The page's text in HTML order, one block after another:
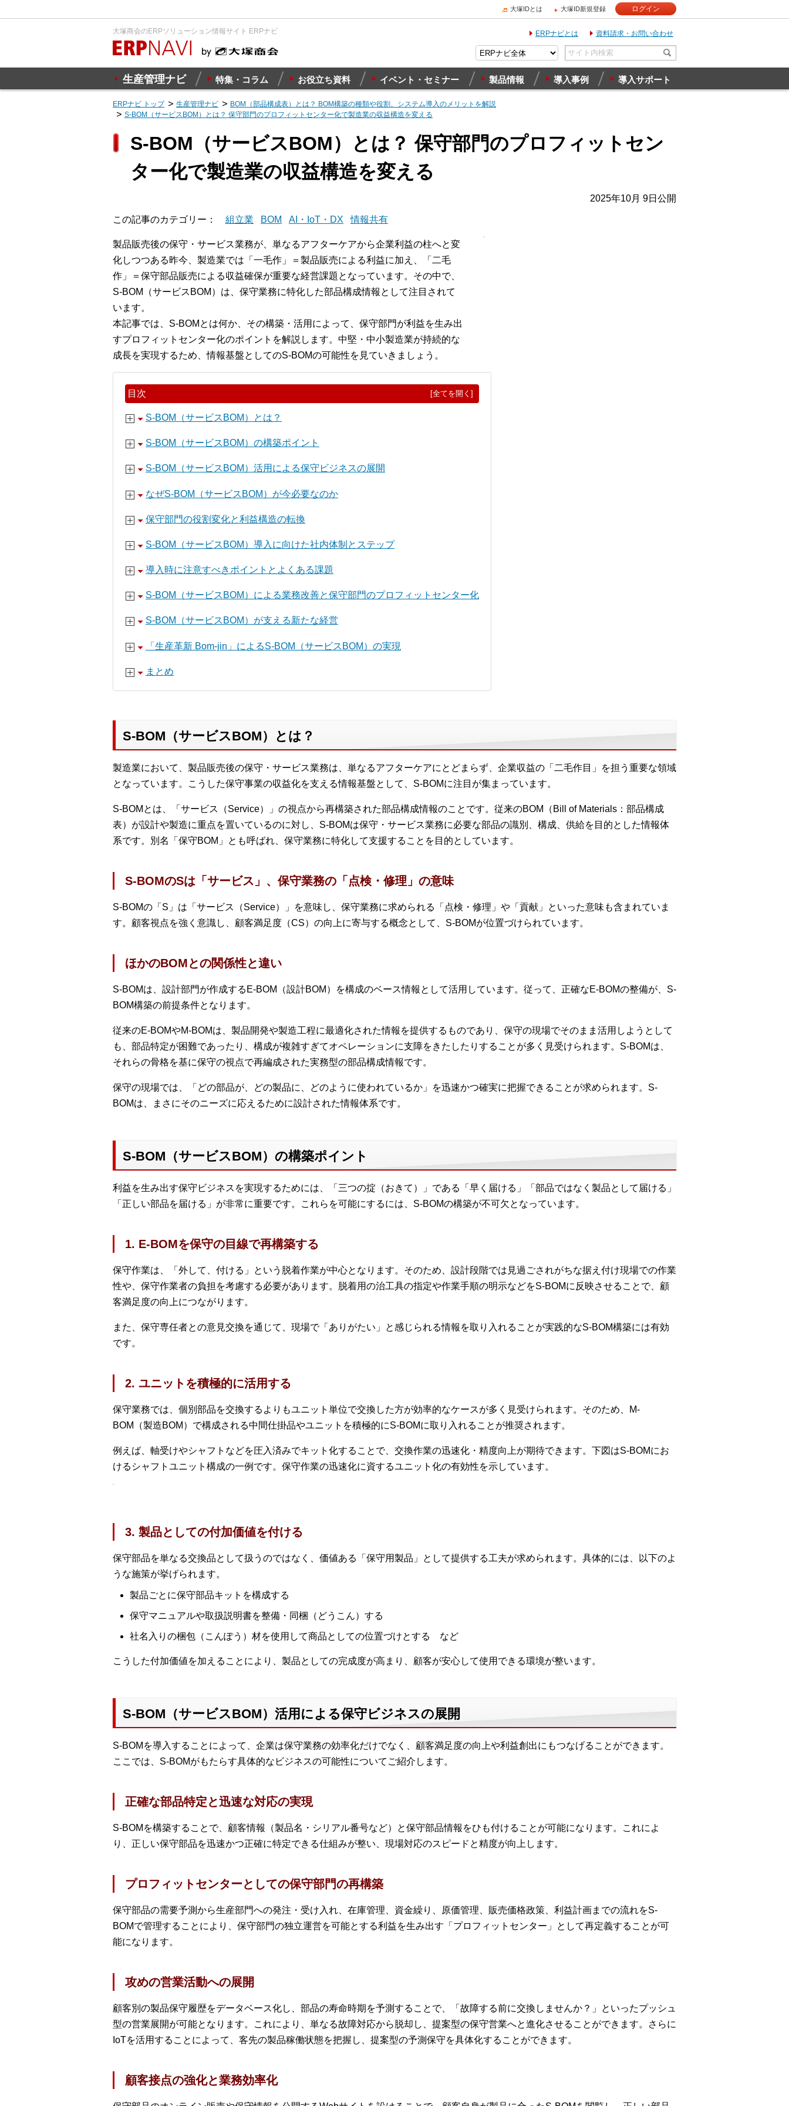
大塚IDとは 大塚ID新規登録 ログイン
大塚商会のERPソリューション情報サイト ERPナビ ERPナビとは 資料請求・お問い合わせ
生産管理ナビ 特集・コラム お役立ち資料 イベント・セミナー 製品情報 導入事例 導入サポート
ERPナビ トップ 生産管理ナビ
BOM（部品構成表）とは？ BOM構築の種類や役割、システム導入のメリットを解説
S-BOM（サービスBOM）とは？ 保守部門のプロフィットセンター化で製造業の収益構造を変える
S-BOM（サービスBOM）とは？ 保守部門のプロフィットセン
ター化で製造業の収益構造を変える
2025年10月 9日公開
この記事のカテゴリー 組立業 BOM AI・IoT・DX 情報共有
製品販売後の保守・サービス業務が、単なるアフターケアから企業利益の柱へと変
化しつつある昨今、製造業では「一毛作」＝製品販売による利益に加え、「二毛
作」＝保守部品販売による収益確保が重要な経営課題となっています。その中で、
S-BOM（サービスBOM）は、保守業務に特化した部品構成情報として注目されて
います。
本記事では、S-BOMとは何か、その構築・活用によって、保守部門が利益を生み出
すプロフィットセンター化のポイントを解説します。中堅・中小製造業が持続的な
成長を実現するため、情報基盤としてのS-BOMの可能性を見ていきましょう。
目次 [全てを開く]
S-BOM（サービスBOM）とは？
S-BOM（サービスBOM）の構築ポイント
S-BOM（サービスBOM）活用による保守ビジネスの展開
なぜS-BOM（サービスBOM）が今必要なのか
保守部門の役割変化と利益構造の転換
S-BOM（サービスBOM）導入に向けた社内体制とステップ
導入時に注意すべきポイントとよくある課題
S-BOM（サービスBOM）による業務改善と保守部門のプロフィットセンター化
S-BOM（サービスBOM）が支える新たな経営
「生産革新 Bom-jin」によるS-BOM（サービスBOM）の実現
まとめ
S-BOM（サービスBOM）とは？
製造業において、製品販売後の保守・サービス業務は、単なるアフターケアにとどまらず、企業収益の「二毛作目」を担う重要な領域
となっています。こうした保守事業の収益化を支える情報基盤として、S-BOMに注目が集まっています。
S-BOMとは、「サービス（Service）」の視点から再構築された部品構成情報のことです。従来のBOM（Bill of Materials：部品構成
表）が設計や製造に重点を置いているのに対し、S-BOMは保守・サービス業務に必要な部品の識別、構成、供給を目的とした情報体
系です。別名「保守BOM」とも呼ばれ、保守業務に特化して支援することを目的としています。
S-BOMのSは「サービス」、保守業務の「点検・修理」の意味
S-BOMの「S」は「サービス（Service）」を意味し、保守業務に求められる「点検・修理」や「貢献」といった意味も含まれていま
す。顧客視点を強く意識し、顧客満足度（CS）の向上に寄与する概念として、S-BOMが位置づけられています。
ほかのBOMとの関係性と違い
S-BOMは、設計部門が作成するE-BOM（設計BOM）を構成のベース情報として活用しています。従って、正確なE-BOMの整備が、S-
BOM構築の前提条件となります。
従来のE-BOMやM-BOMは、製品開発や製造工程に最適化された情報を提供するものであり、保守の現場でそのまま活用しようとして
も、部品特定が困難であったり、構成が複雑すぎてオペレーションに支障をきたしたりすることが多く見受けられます。S-BOMは、
それらの骨格を基に保守の視点で再編成された実務型の部品構成情報です。
保守の現場では、「どの部品が、どの製品に、どのように使われているか」を迅速かつ確実に把握できることが求められます。S-
BOMは、まさにそのニーズに応えるために設計された情報体系です。
S-BOM（サービスBOM）の構築ポイント
利益を生み出す保守ビジネスを実現するためには、「三つの掟（おきて）」である「早く届ける」「部品ではなく製品として届ける」
「正しい部品を届ける」が非常に重要です。これらを可能にするには、S-BOMの構築が不可欠となっています。
1. E-BOMを保守の目線で再構築する
保守作業は、「外して、付ける」という脱着作業が中心となります。そのため、設計段階では見過ごされがちな据え付け現場での作業
性や、保守作業者の負担を考慮する必要があります。脱着用の治工具の指定や作業手順の明示などをS-BOMに反映させることで、顧
客満足度の向上につながります。
また、保守専任者との意見交換を通じて、現場で「ありがたい」と感じられる情報を取り入れることが実践的なS-BOM構築には有効
です。
2. ユニットを積極的に活用する
保守業務では、個別部品を交換するよりもユニット単位で交換した方が効率的なケースが多く見受けられます。そのため、M-
BOM（製造BOM）で構成される中間仕掛品やユニットを積極的にS-BOMに取り入れることが推奨されます。
例えば、軸受けやシャフトなどを圧入済みでキット化することで、交換作業の迅速化・精度向上が期待できます。下図はS-BOMにお
けるシャフトユニット構成の一例です。保守作業の迅速化に資するユニット化の有効性を示しています。
3. 製品としての付加価値を付ける
保守部品を単なる交換品として扱うのではなく、価値ある「保守用製品」として提供する工夫が求められます。具体的には、以下のよ
うな施策が挙げられます。
製品ごとに保守部品キットを構成する
保守マニュアルや取扱説明書を整備・同梱（どうこん）する
社名入りの梱包（こんぽう）材を使用して商品としての位置づけとする など
こうした付加価値を加えることにより、製品としての完成度が高まり、顧客が安心して使用できる環境が整います。
S-BOM（サービスBOM）活用による保守ビジネスの展開
S-BOMを導入することによって、企業は保守業務の効率化だけでなく、顧客満足度の向上や利益創出にもつなげることができます。
ここでは、S-BOMがもたらす具体的なビジネスの可能性についてご紹介します。
正確な部品特定と迅速な対応の実現
S-BOMを構築することで、顧客情報（製品名・シリアル番号など）と保守部品情報をひも付けることが可能になります。これによ
り、正しい保守部品を迅速かつ正確に特定できる仕組みが整い、現場対応のスピードと精度が向上します。
プロフィットセンターとしての保守部門の再構築
保守部品の需要予測から生産部門への発注・受け入れ、在庫管理、資金繰り、原価管理、販売価格政策、利益計画までの流れをS-
BOMで管理することにより、保守部門の独立運営を可能とする利益を生み出す「プロフィットセンター」として再定義することが可
能になります。
攻めの営業活動への展開
顧客別の製品保守履歴をデータベース化し、部品の寿命時期を予測することで、「故障する前に交換しませんか？」といったプッシュ
型の営業展開が可能となります。これにより、単なる故障対応から脱却し、提案型の保守営業へと進化させることができます。さらに
IoTを活用することによって、客先の製品稼働状態を把握し、提案型の予測保守を具体化することができます。
顧客接点の強化と業務効率化